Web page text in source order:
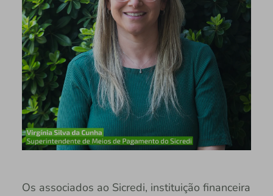
Os associados ao Sicredi, instituição financeira